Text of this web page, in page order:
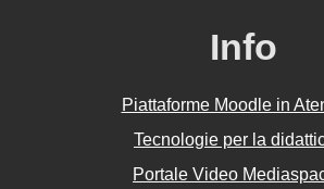
Info
Piattaforme Moodle in
Tecnologie per la
Portale Video